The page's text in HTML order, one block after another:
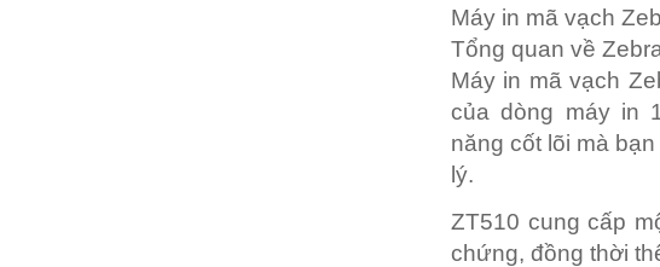
Máy in mã vạch
Tổng quan về
Máy in mã vạch
của dòng máy in
năng cốt lõi mà
lý.
ZT510 cung cấp
chứng, đồng thời